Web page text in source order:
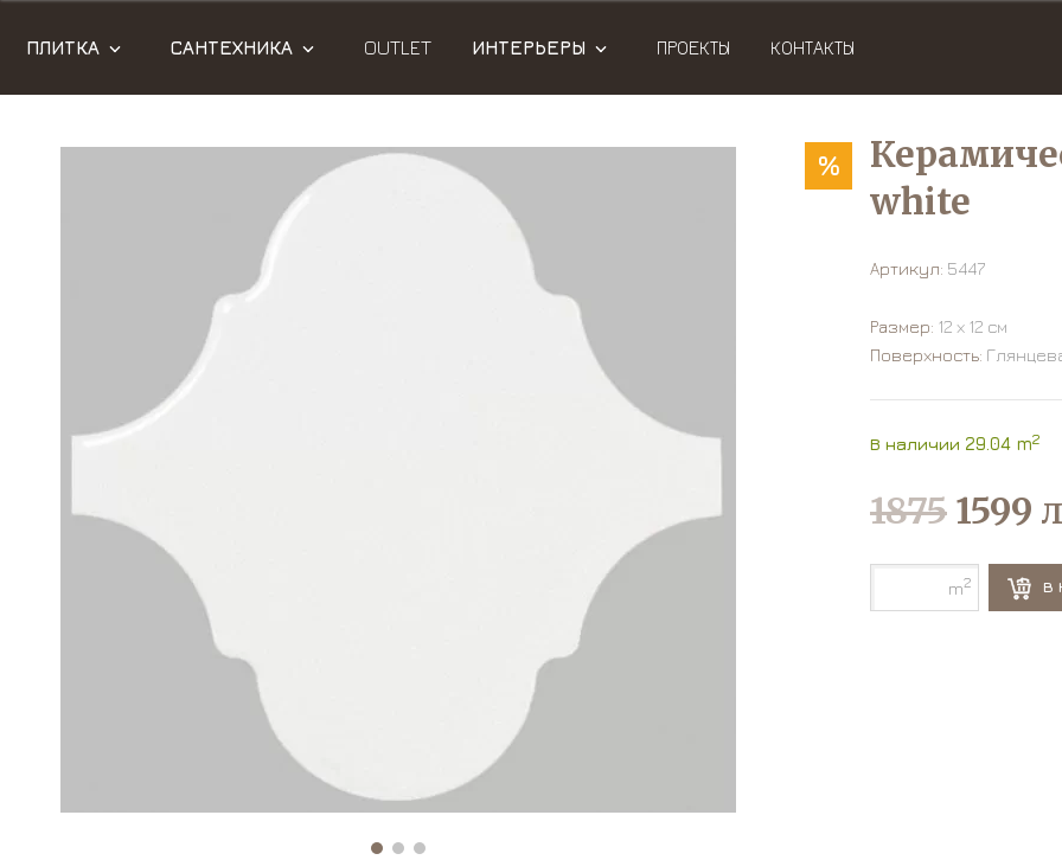
ПЛИТКА САНТЕХНИКА OUTLET ИНТЕРЬЕРЫ ПРОЕКТЫ КОНТАКТЫ
%
white
Артикул: 5447
В наличии 29.04 m2
1875 1599
m2 В
Размер: 12 х 12 см
Поверхность: